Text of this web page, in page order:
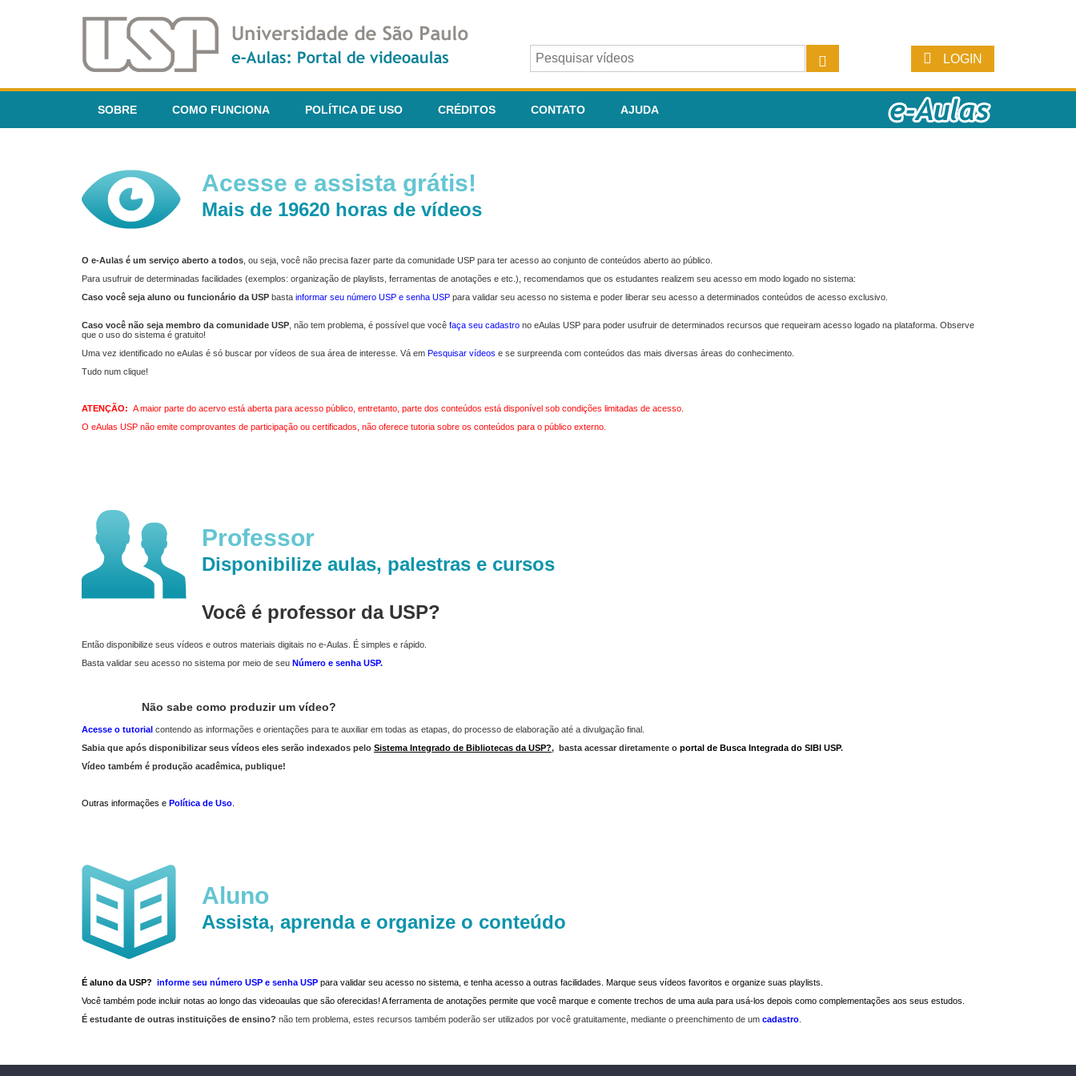
LOGIN
SOBRE COMO FUNCIONA POLÍTICA DE USO CRÉDITOS CONTATO AJUDA
Acesse e assista grátis!
Mais de 19620 horas de vídeos
O e-Aulas é um serviço aberto a todos , ou seja, você não precisa fazer parte da comunidade USP para ter acesso ao conjunto de conteúdos aberto ao público.
Para usufruir de determinadas facilidades (exemplos: organização de playlists, ferramentas de anotações e etc.), recomendamos que os estudantes realizem seu acesso em modo logado no sistema:
Caso você seja aluno ou funcionário da USP basta informar seu número USP e senha USP para validar seu acesso no sistema e poder liberar seu acesso a determinados conteúdos de acesso exclusivo.
Caso você não seja membro da comunidade USP , não tem problema, é possível que você faça seu cadastro no eAulas USP para poder usufruir de determinados recursos que requeiram acesso logado na plataforma. Observe
que o uso do sistema é gratuito!
Uma vez identificado no eAulas é só buscar por vídeos de sua área de interesse. Vá em Pesquisar vídeos e se surpreenda com conteúdos das mais diversas áreas do conhecimento.
Tudo num clique!
ATENÇÃO: A maior parte do acervo está aberta para acesso público, entretanto, parte dos conteúdos está disponível sob condições limitadas de acesso.
O eAulas USP não emite comprovantes de participação ou certificados, não oferece tutoria sobre os conteúdos para o público externo.
Professor
Disponibilize aulas, palestras e cursos
Você é professor da USP?
Então disponibilize seus vídeos e outros materiais digitais no e-Aulas. É simples e rápido.
Basta validar seu acesso no sistema por meio de seu Número e senha USP.
Não sabe como produzir um vídeo?
Acesse o tutorial contendo as informações e orientações para te auxiliar em todas as etapas, do processo de elaboração até a divulgação final.
Sabia que após disponibilizar seus vídeos eles serão indexados pelo Sistema Integrado de Bibliotecas da USP?, basta acessar diretamente o portal de Busca Integrada do SIBI USP.
Vídeo também é produção acadêmica, publique!
Outras informações e Política de Uso
Aluno
Assista, aprenda e organize o conteúdo
É aluno da USP? informe seu número USP e senha USP para validar seu acesso no sistema, e tenha acesso a outras facilidades. Marque seus vídeos favoritos e organize suas playlists.
Você também pode incluir notas ao longo das videoaulas que são oferecidas! A ferramenta de anotações permite que você marque e comente trechos de uma aula para usá-los depois como complementações aos seus estudos.
É estudante de outras instituições de ensino? não tem problema, estes recursos também poderão ser utilizados por você gratuitamente, mediante o preenchimento de um cadastro